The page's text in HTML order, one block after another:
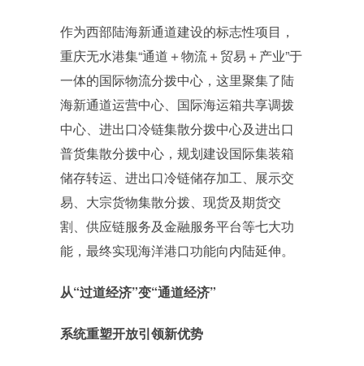
作为西部陆海新通道建设的标志性项目，
重庆无水港集“通道＋物流＋贸易＋产业”于
一体的国际物流分拨中心，这里聚集了陆
海新通道运营中心、国际海运箱共享调拨
中心、进出口冷链集散分拨中心及进出口
普货集散分拨中心，规划建设国际集装箱
储存转运、进出口冷链储存加工、展示交
易、大宗货物集散分拨、现货及期货交
割、供应链服务及金融服务平台等七大功
能，最终实现海洋港口功能向内陆延伸。
从“过道经济”变“通道经济”
系统重塑开放引领新优势